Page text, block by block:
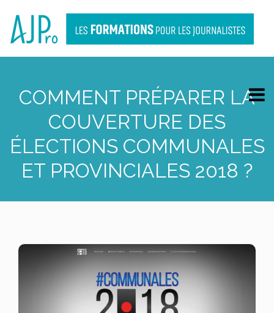
COMMENT PRÉPARER LA
COUVERTURE DES
ÉLECTIONS COMMUNALES
ET PROVINCIALES 2018 ?